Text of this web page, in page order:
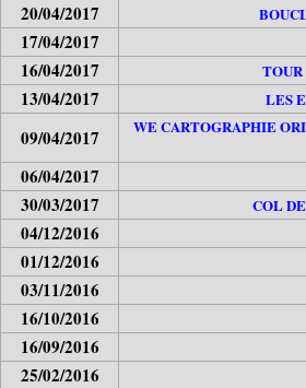
20/04/2017
17/04/2017
16/04/2017
13/04/2017 LES
09/04/2017
WE CARTOGRAPHIE
06/04/2017
30/03/2017 COL
04/12/2016
01/12/2016
03/11/2016
16/10/2016
16/09/2016
25/02/2016